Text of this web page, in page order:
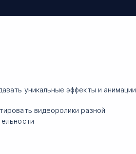
уникальные эффекты и анимации
видеоролики разной